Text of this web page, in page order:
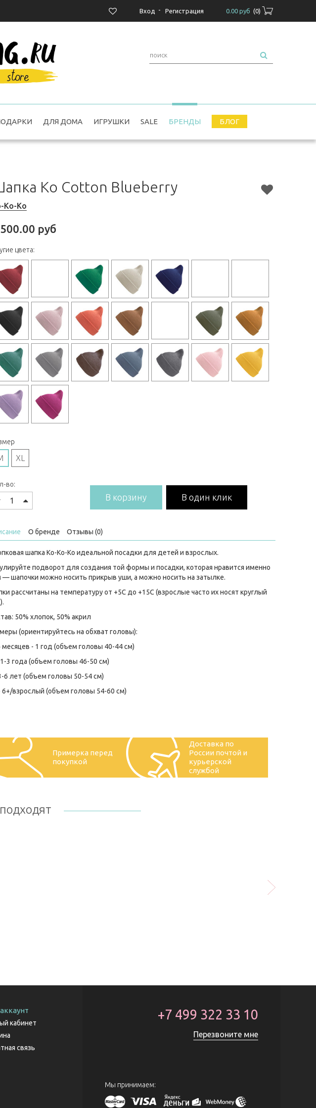
0.00 руб (0)
Вход - Регистрация
ДЛЯ ДОМА ИГРУШКИ SALE БРЕНДЫ БЛОГ
Ko Cotton Blueberry
Ko-Ko
руб
цвета:
XL
во:
В корзину В один клик
О бренде Отзывы (0)
шапка Ko-Ko-Ko идеальной посадки для детей и взрослых.
подворот для создания той формы и посадки, которая нравится именно
— шапочки можно носить прикрыв уши, а можно носить на затылке.
рассчитаны на температуру от +5С до +15С (взрослые часто их носят круглый
50% хлопок, 50% акрил
(ориентируйтесь на обхват головы):
месяцев - 1 год (объем головы 40-44 см)
3 года (объем головы 46-50 см)
6 лет (объем головы 50-54 см)
6+/взрослый (объем головы 54-60 см)
Примерка перед
покупкой
Доставка по
России почтой и
курьерской
службой
кабинет
связь
+7 499 322 33 10
Перезвоните мне
Мы принимаем: